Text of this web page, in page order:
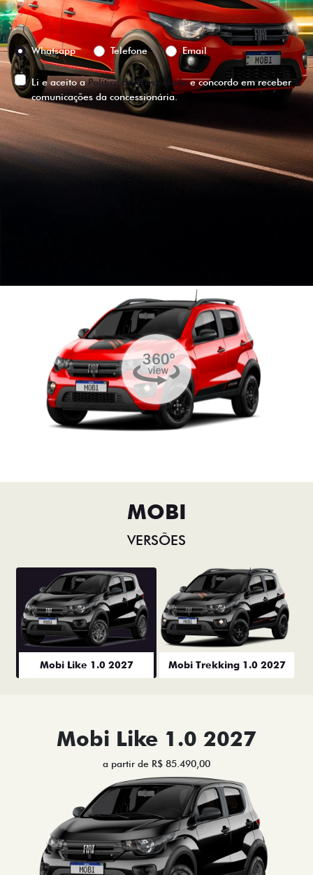
Preferência de contato:
Whatsapp
Telefone Email
Li e aceito aPolítica de Privacidadee concordo em receber
comunicações da concessionária.
ENTRAR EM CONTATO
MOBI
VERSÕES
Mobi Like 1.0 2027 Mobi Trekking 1.0 2027
Mobi Like 1.0 2027
a partir de R$ 85.490,00